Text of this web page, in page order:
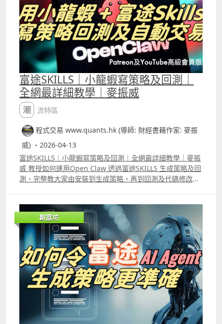
交易「單一股票」的ICT策略完整富途Open API寫的代碼，
以及在Cursor做backtest時需要的「指令」。
富途SKILLS｜小龍蝦寫策略及回測｜
全網最詳細教學｜麥振威
潮流特區
程式交易 www.quants.hk (導師: 財經書藉作家: 麥振
威) ・2026-04-13
富途SKILLS｜小龍蝦寫策略及回測｜全網最詳細教學｜麥振
威 教授如何運用Open Claw 透過富途SKILLS 生成策略及回
測，完整教大家由安裝到生成策略，再到回測及代碼修改。
運用龍蝦生成策略及回測，便必需懂得它的優點及缺點，以
及懂得識別AI生成策略時的錯誤。
創富坊